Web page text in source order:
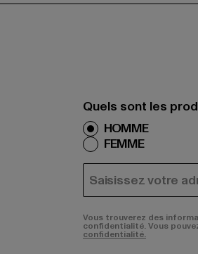
Quels sont les
HOMME
FEMME
COURRIEL
Vous trouverez des
confidentialité. Vous
confidentialité.